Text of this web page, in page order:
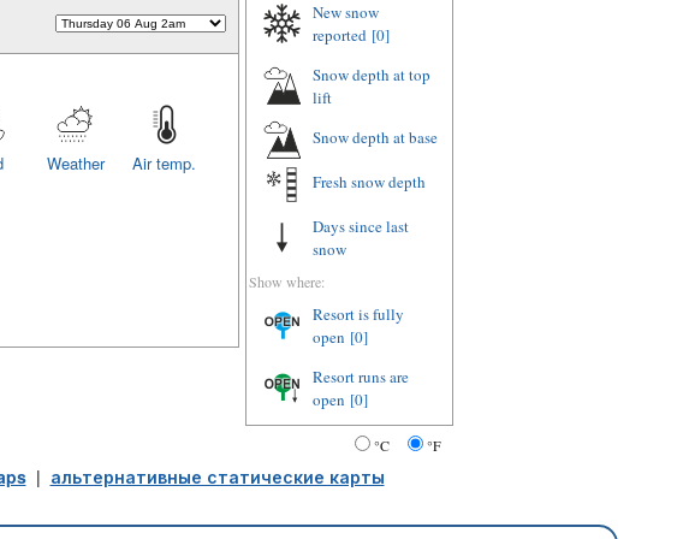
Air temp.
Weather
New snow
reported [0]
Snow depth at top
lift
Snow depth at base
Fresh snow depth
Days since last
snow
Show where:
Resort is fully
open [0]
Resort runs are
open [0]
°C °F
| альтернативные статические карты